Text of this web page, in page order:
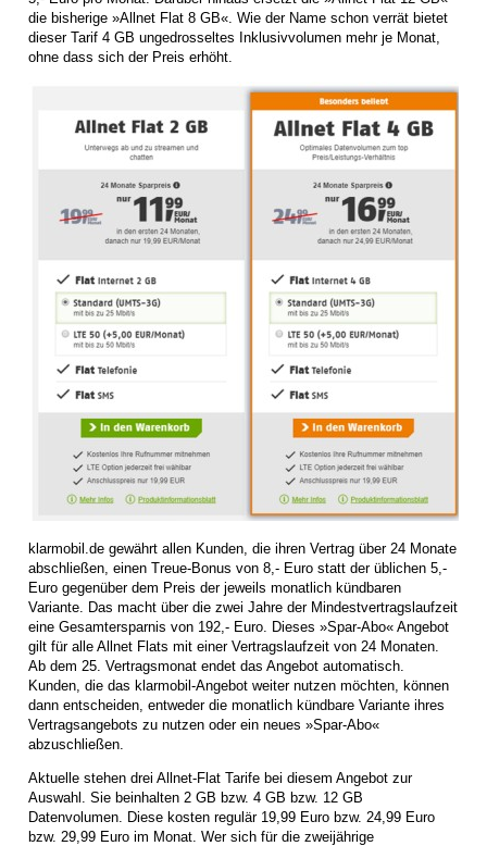
die bisherige »Allnet Flat 8 GB«. Wie der Name schon verrät bietet
dieser Tarif 4 GB ungedrosseltes Inklusivvolumen mehr je Monat,
ohne dass sich der Preis erhöht.
klarmobil.de gewährt allen Kunden, die ihren Vertrag über 24 Monate
abschließen, einen Treue-Bonus von 8,- Euro statt der üblichen 5,-
Euro gegenüber dem Preis der jeweils monatlich kündbaren
Variante. Das macht über die zwei Jahre der Mindestvertragslaufzeit
eine Gesamtersparnis von 192,- Euro. Dieses »Spar-Abo« Angebot
gilt für alle Allnet Flats mit einer Vertragslaufzeit von 24 Monaten.
Ab dem 25. Vertragsmonat endet das Angebot automatisch.
Kunden, die das klarmobil-Angebot weiter nutzen möchten, können
dann entscheiden, entweder die monatlich kündbare Variante ihres
Vertragsangebots zu nutzen oder ein neues »Spar-Abo«
abzuschließen.
Aktuelle stehen drei Allnet-Flat Tarife bei diesem Angebot zur
Auswahl. Sie beinhalten 2 GB bzw. 4 GB bzw. 12 GB
Datenvolumen. Diese kosten regulär 19,99 Euro bzw. 24,99 Euro
bzw. 29,99 Euro im Monat. Wer sich für die zweijährige